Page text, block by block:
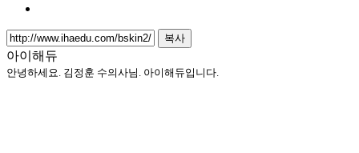
복사
아이해듀
안녕하세요. 김정훈 수의사님. 아이해듀입니다.